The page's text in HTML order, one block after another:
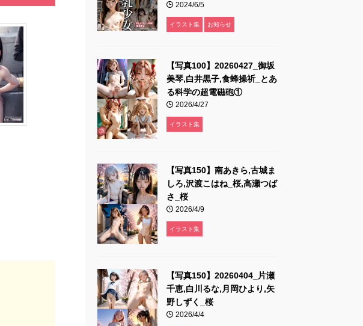
2024/6/5
イラスト集 お知らせ
【写真100】20260427_御坂
美琴,白井黒子,食蜂操祈_とあ
る科学の超電磁砲①
2026/4/27
イラスト集
【写真150】南あきら,古城ま
しろ,沢渡こはね_桜,高瀬つば
さ_桜
2026/4/9
イラスト集
【写真150】20260404_片瀬
千恵,白川るな,月岡ひより,矢
野しずく_桜
2026/4/4